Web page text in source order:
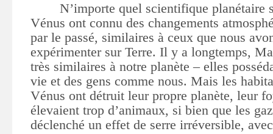
N’importe quel scientifique planétaire
Vénus ont connu des changements
par le passé, similaires à ceux que nous
expérimenter sur Terre. Il y a longtemps,
très similaires à notre planète – elles
vie et des gens comme nous. Mais les
Vénus ont détruit leur propre planète, leur
élevaient trop d’animaux, si bien que les
déclenché un effet de serre irréversible,